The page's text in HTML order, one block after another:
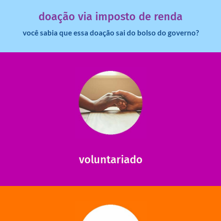
doação via imposto de renda
você sabia que essa doação sai do bolso do governo?
voluntariado
ajudar com certos assuntos. Entre em contato conosco e
saiba como nos ajudar.
saiba mais